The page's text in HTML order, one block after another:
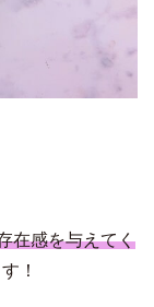
在感を与えてく
！